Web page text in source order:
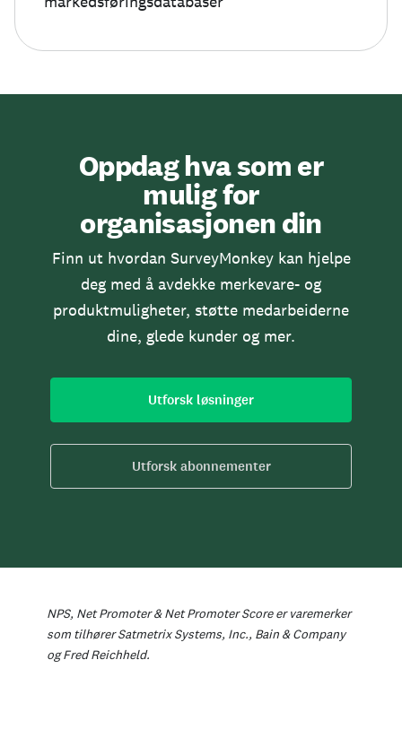
Oppdag hva som er
mulig for
organisasjonen din
Finn ut hvordan SurveyMonkey kan hjelpe
deg med å avdekke merkevare- og
produktmuligheter, støtte medarbeiderne
dine, glede kunder og mer.
Utforsk løsninger
Utforsk abonnementer
NPS, Net Promoter & Net Promoter Score er varemerker
som tilhører Satmetrix Systems, Inc., Bain & Company
og Fred Reichheld.